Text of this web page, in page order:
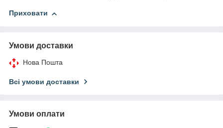
Приховати
Умови доставки
Нова Пошта
Всі умови доставки
Умови оплати